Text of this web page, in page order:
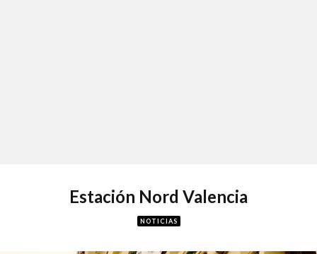
Estación Nord Valencia
NOTICIAS